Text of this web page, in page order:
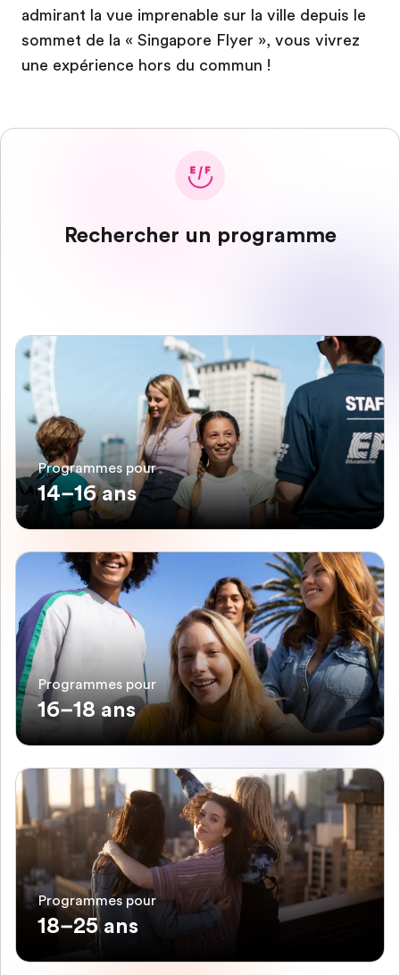
admirant la vue imprenable sur la ville depuis le
sommet de la « Singapore Flyer », vous vivrez
une expérience hors du commun !
Rechercher un programme
Programmes pour
14–16 ans
Programmes pour
16–18 ans
Programmes pour
18–25 ans